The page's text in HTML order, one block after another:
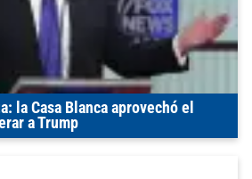
la Casa Blanca aprovechó el
a Trump